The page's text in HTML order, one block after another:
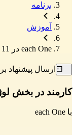
برنامه
آموزش
each One در 11 دپارتمان
ارسال پیشنهاد
کارمند در بخش
با each One